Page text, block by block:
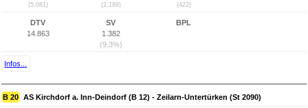
(5.081) (2.189) (422)
DTV
14.863
SV
1.382
(9,3%)
BPL
Infos...
B 20 AS Kirchdorf a. Inn-Deindorf (B 12) - Zeilarn-Untertürken (St 2090)